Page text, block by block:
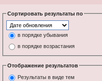
Сортировать результаты по
в порядке убывания
в порядке возрастания
Отображение результатов
Результаты в виде тем